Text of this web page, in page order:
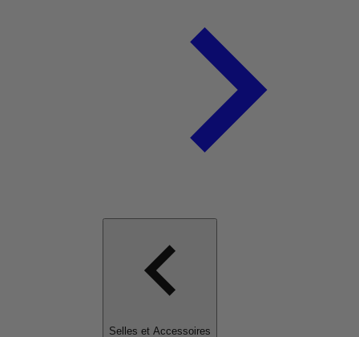
Selles et Accessoires